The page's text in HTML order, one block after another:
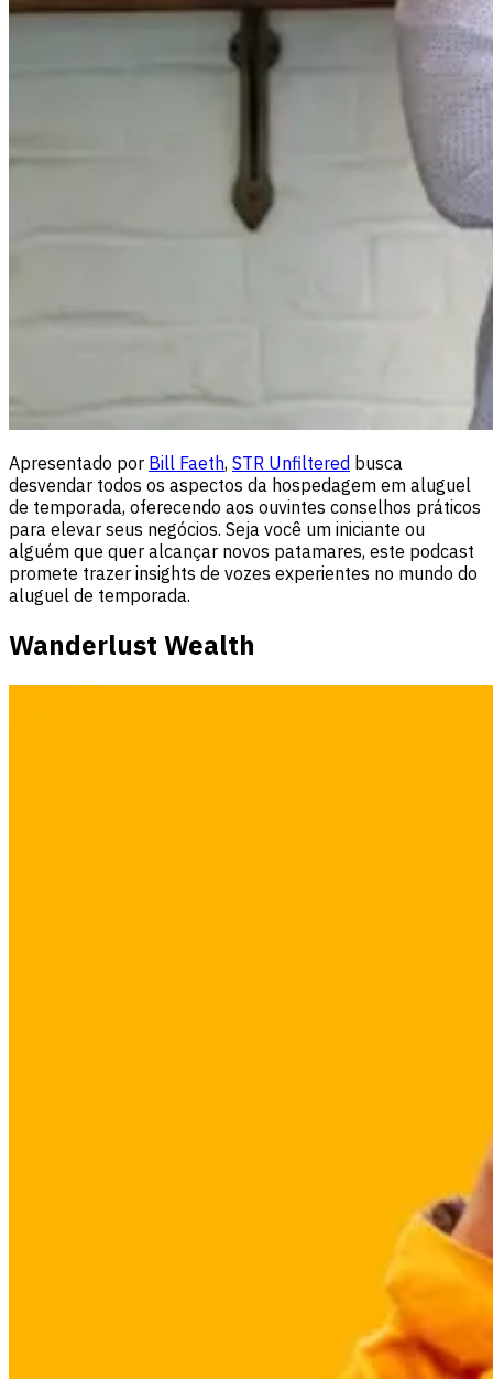
Apresentado por Bill Faeth, STR Unfiltered busca
desvendar todos os aspectos da hospedagem em aluguel
de temporada, oferecendo aos ouvintes conselhos práticos
para elevar seus negócios. Seja você um iniciante ou
alguém que quer alcançar novos patamares, este podcast
promete trazer insights de vozes experientes no mundo do
aluguel de temporada.
Wanderlust Wealth